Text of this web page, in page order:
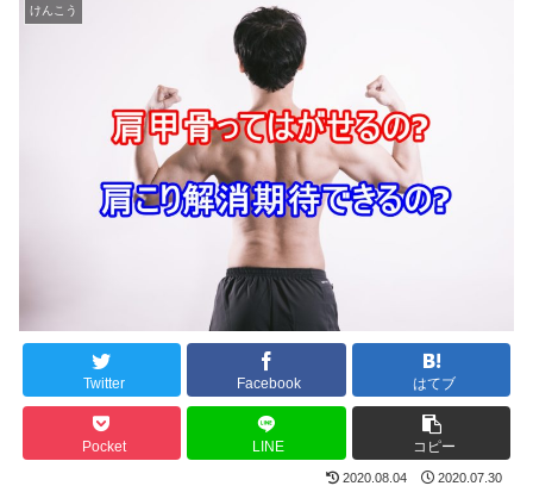
けんこう
Twitter Facebook はてブ
Pocket LINE コピー
2020.08.04 2020.07.30